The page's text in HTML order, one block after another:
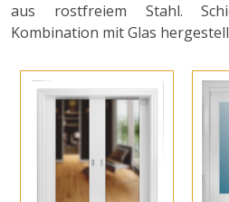
aus rostfreiem Stahl.
Kombination mit Glas